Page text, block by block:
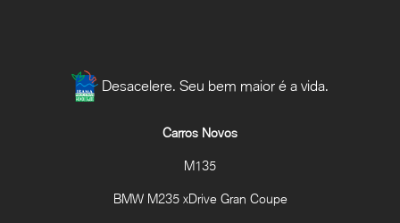
Desacelere. Seu bem maior é a vida.
Carros Novos
M135
BMW M235 xDrive Gran Coupe